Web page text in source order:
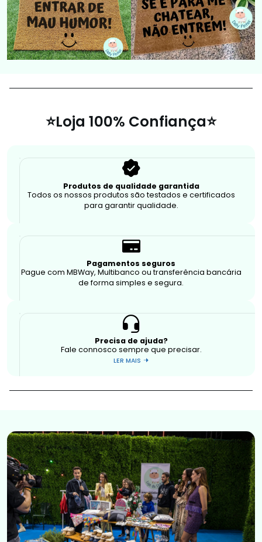
⭐Loja 100% Confiança⭐
Produtos de qualidade garantida
Todos os nossos produtos são testados e certificados
para garantir qualidade.
Pagamentos seguros
Pague com MBWay, Multibanco ou transferência bancária
de forma simples e segura.
Precisa de ajuda?
Fale connosco sempre que precisar.
LER MAIS